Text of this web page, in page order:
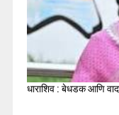
धाराशिव : बेधडक आणि